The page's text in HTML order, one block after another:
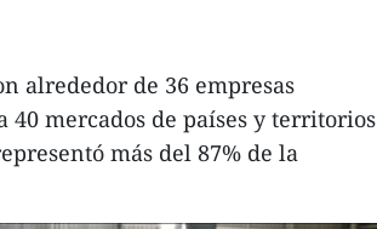
alrededor de 36 empresas
40 mercados de países y territorios
más del 87% de la